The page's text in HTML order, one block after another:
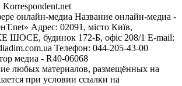
онлайн-медиа Название онлайн-медиа -
Адрес: 02091, місто Київ,
ШОСЕ, будинок 172-Б, офіс 208/1 E-mail:
Телефон: 044-205-43-00
медиа - R40-06068
любых материалов, размещённых на
при условии ссылки на